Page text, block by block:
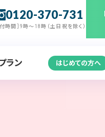
0120-370-731
付時間］9時～18時（土日祝を除く）
ラン はじめての方へ